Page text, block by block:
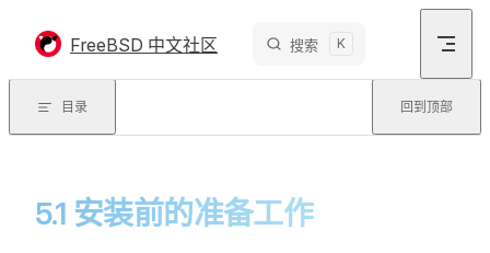
FreeBSD 中文社区 搜索 K
目录 回到顶部
5.1 安装前的准备工作